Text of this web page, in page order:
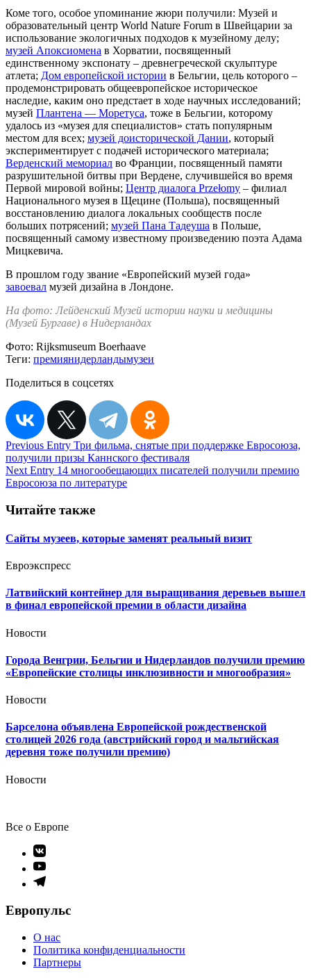
Коме того, особое упоминание жюри получили: Музей и
образовательный центр World Nature Forum в Швейцарии за
использование экологичных подходов к музейному делу;
музей Апоксиомена в Хорватии, посвященный
единственному экспонату – древнегреческой скульптуре
атлета; Дом европейской истории в Бельгии, цель которого –
продемонстрировать общеевропейское историческое
наследие, каким оно предстает в ходе научных исследований;
музей Плантена — Моретуса, тоже в Бельгии, которому
удалось из «музея для специалистов» стать популярным
местом для всех; музей доисторической Дании, который
экспериментирует с подачей исторического материала;
Верденский мемориал во Франции, посвященный памяти
разрушительной битвы при Вердене, случившейся во время
Первой мировой войны; Центр диалога Przełomy – филиал
Национального музея в Щецине (Польша), посвященный
восстановлению диалога локальных сообществ после
больших потрясений; музей Пана Тадеуша в Польше,
посвященный самому известному произведению поэта Адама
Мицкевича.
В прошлом году звание «Европейский музей года»
завоевал музей дизайна в Лондоне.
На фото: Лейденский Музей истории науки и медицины
(Музей Бургаве) в Нидерландах
Фото: Rijksmuseum Boerhaave
Теги: премиянидерландымузеи
Поделиться в соцсетях
Навигация
по
записям
Previous Entry Три фильма, снятые при поддержке Евросоюза,
получили призы Каннского фестиваля
Next Entry 14 многообещающих писателей получили премию
Евросоюза по литературе
Читайте также
Сайты музеев, которые заменят реальный визит
Евроэкспресс
Латвийский контейнер для выращивания деревьев вышел
в финал европейской премии в области дизайна
Новости
Города Венгрии, Бельгии и Нидерландов получили премию
«Европейские столицы инклюзивности и многообразия»
Новости
Барселона объявлена Европейской рождественской
столицей 2026 года (австрийский город и мальтийская
деревня тоже получили премию)
Новости
Все о Европе
Элемент
меню
Элемент
меню
Элемент
Европульс
О нас
Политика конфиденциальности
Партнеры